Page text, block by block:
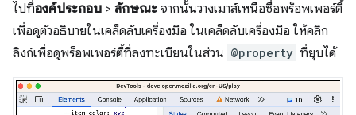
ไปที่องค์ประกอบ > ลักษณะ จากนั้นวางเมาส์เหนือชื่อพร็อพเพอร์ตี้
เพื่อดูตัวอธิบายในเคล็ดลับเครื่องมือ ในเคล็ดลับเครื่องมือ ให้คลิก
ลิงก์เพื่อดูพร็อพเพอร์ตี้ที่ลงทะเบียนในส่วน @property ที่ยุบได้